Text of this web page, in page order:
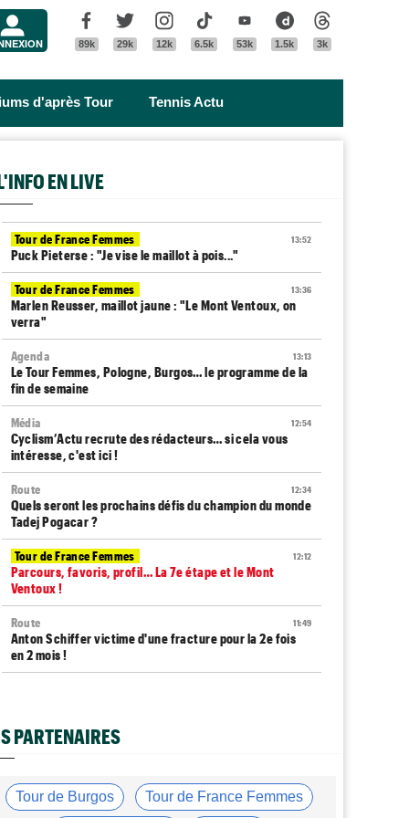
Facebook
89k
Twitter
29k
Instagram
12k
Tik Tok
6.5k
Youtube
53k
Dailymotion
1.5k 3k
d'après Tour Tennis Actu
EN LIVE
13:52
Tour de France Femmes
Puck Pieterse : "Je vise le maillot à pois..."
13:36
Tour de France Femmes
Marlen Reusser, maillot jaune : "Le Mont Ventoux, on
verra"
13:13
Agenda
Le Tour Femmes, Pologne, Burgos… le programme de la
fin de semaine
12:54
Média
Cyclism’Actu recrute des rédacteurs… si cela vous
intéresse, c'est ici !
12:34
Route
Quels seront les prochains défis du champion du monde
Tadej Pogacar ?
12:12
Tour de France Femmes
Parcours, favoris, profil… La 7e étape et le Mont
Ventoux !
11:49
Route
Anton Schiffer victime d'une fracture pour la 2e fois
en 2 mois !
Tour de France Femmes
10:56
Tour d'Espagne
PARTENAIRES
Tour de Burgos Tour de France Femmes